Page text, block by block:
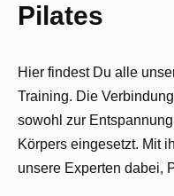
Pilates
Hier findest Du alle
Training. Die
sowohl zur
Körpers eingesetzt. Mit
unsere Experten dabei,